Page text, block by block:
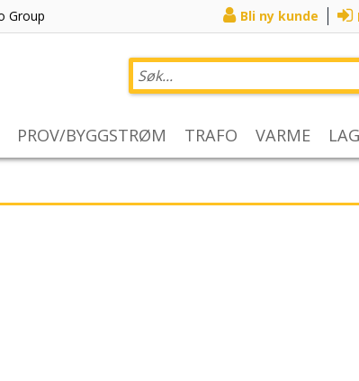
Group Bli ny kunde
PROV/BYGGSTRØM TRAFO VARME